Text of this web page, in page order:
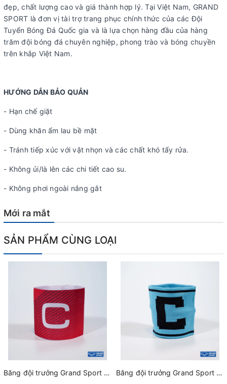
đẹp, chất lượng cao và giá thành hợp lý. Tại Việt Nam, GRAND
SPORT là đơn vị tài trợ trang phục chính thức của các Đội
Tuyển Bóng Đá Quốc gia và là lựa chọn hàng đầu của hàng
trăm đội bóng đá chuyên nghiệp, phong trào và bóng chuyền
trên khắp Việt Nam.
HƯỚNG DẪN BẢO QUẢN
- Hạn chế giặt
- Dùng khăn ẩm lau bề mặt
- Tránh tiếp xúc với vật nhọn và các chất khó tẩy rửa.
- Không ủi/là lên các chi tiết cao su.
- Không phơi ngoài nắng gắt
Mới ra mắt
SẢN PHẨM CÙNG LOẠI
Băng đội trưởng Grand Sport 025661 Đỏ Băng đội trưởng Grand Sport 025662 Xanh Trời